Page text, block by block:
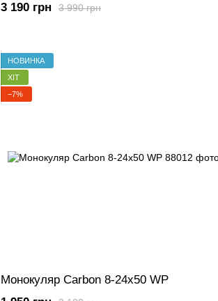
3 990 грн
3 190 грн
НОВИНКА
ХІТ
−7%
Монокуляр Carbon 8-24х50 WP